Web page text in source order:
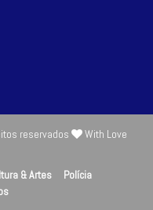
reservados
With Love
& Artes
Polícia